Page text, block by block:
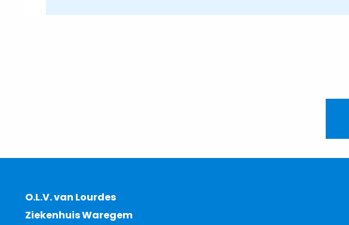
O.L.V. van Lourdes
Ziekenhuis Waregem